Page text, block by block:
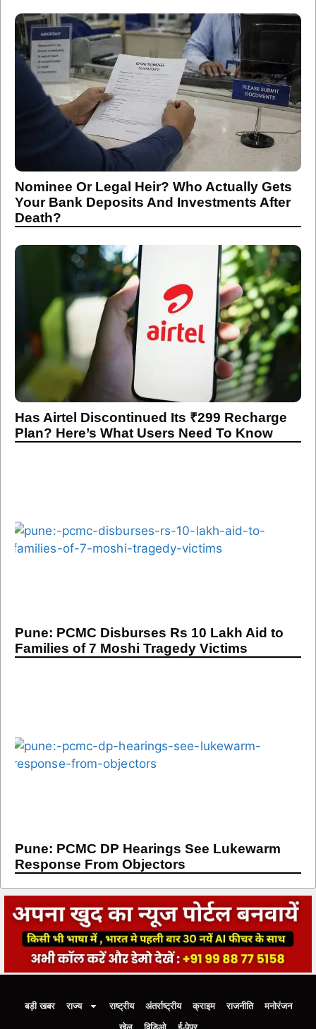
Nominee Or Legal Heir? Who Actually Gets
Your Bank Deposits And Investments After
Death?
Has Airtel Discontinued Its ₹299 Recharge
Plan? Here’s What Users Need To Know
Pune: PCMC Disburses Rs 10 Lakh Aid to
Families of 7 Moshi Tragedy Victims
Pune: PCMC DP Hearings See Lukewarm
Response From Objectors
बड़ी खबर राज्य राष्ट्रीय अंतर्राष्ट्रीय क्राइम राजनीति
मनोरंजन